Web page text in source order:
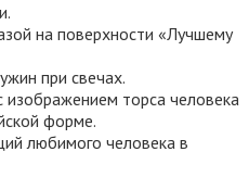
на поверхности «Лучшему
при свечах.
изображением торса человека
форме.
любимого человека в